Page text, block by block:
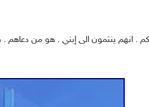
. انهم ينتمون الى إبني . هو من دعاهم .